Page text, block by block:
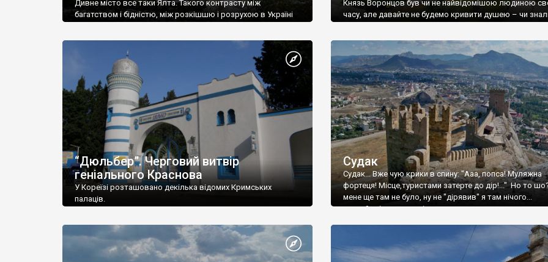
Дивне місто все таки Ялта. Такого контрасту між
багатством і бідністю, між розкішшю і розрухою в Україні
Князь Воронцов був чи не найвідомішою людиною
часу, але давайте не будемо кривити душею – чи
“Дюльбер”. Черговий витвір
геніального Краснова
У Кореїзі розташовано декілька відомих Кримських
палаців.
Судак
Судак... Вже чую крики в спину: "Ааа, попса! Муляжна
фортеця! Місце,туристами затерте до дір!..." Но то
мене ще там не було, ну не "дірявив" я там нічого...
принаймні до цього літа.